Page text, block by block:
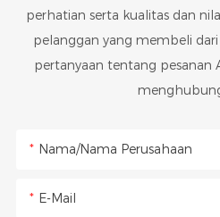
perhatian serta kualitas dan
pelanggan yang membeli
pertanyaan tentang pesanan
Nama/Nama Perusahaan
E-Mail